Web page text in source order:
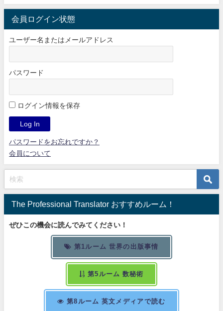
会員ログイン状態
ユーザー名またはメールアドレス
パスワード
ログイン情報を保存
パスワードをお忘れですか？
会員について
The Professional Translator おすすめルーム！
ぜひこの機会に読んでみてください！
第1ルーム 世界の出版事情
第5ルーム 数秘術
第8ルーム 英文メディアで読む